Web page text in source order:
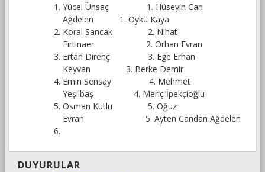
Yücel Ünsaç 1. Hüseyin Can
Ağdelen 1. Öykü Kaya
Koral Sancak 2. Nihat
Fırtınaer 2. Orhan Evran
Ertan Direnç 3. Ege Erhan
Keyvan 3. Berke Demir
Emin Sensay 4. Mehmet
Yeşilbaş 4. Meriç İpekçioğlu
Osman Kutlu 5. Oğuz
Evran 5. Ayten Candan Ağdelen
DUYURULAR